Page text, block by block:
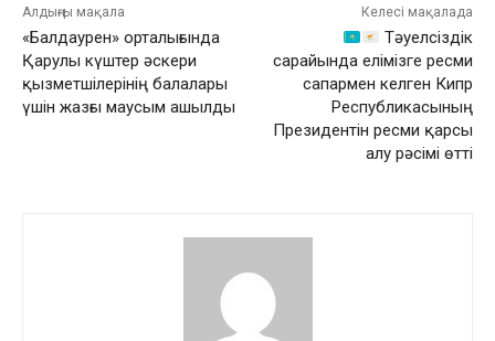
Алдыңғы мақала
«Балдаурен» орталығында
Қарулы күштер әскери
қызметшілерінің балалары
үшін жазғы маусым ашылды
Келесі мақалада
Тәуелсіздік
сарайында елімізге ресми
сапармен келген Кипр
Республикасының
Президентін ресми қарсы
алу рәсімі өтті